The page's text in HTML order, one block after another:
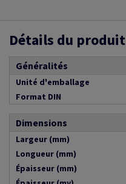
Détails du produit
Généralités
Unité d'emballage
Format DIN
Dimensions
Largeur (mm)
Longueur (mm)
Épaisseur (mm)